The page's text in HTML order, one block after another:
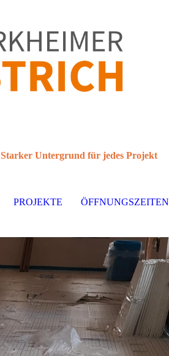
Starker Untergrund für jedes Projekt
PROJEKTE ÖFFNUNGSZEITEN